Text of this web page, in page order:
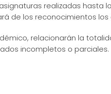
realizadas hasta
de los reconocimientos
relacionarán la
incompletos o parciales.